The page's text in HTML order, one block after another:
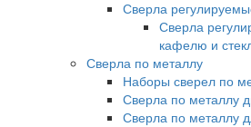
Сверла
Сверла
кафелю и
Сверла по металлу
Наборы сверел по
Сверла по металлу
Сверла по металлу